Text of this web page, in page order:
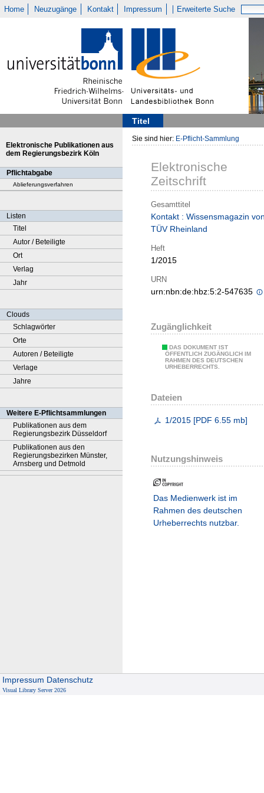
Home Neuzugänge Kontakt Impressum Erweiterte Suche
Titel
Elektronische Publikationen aus
dem Regierungsbezirk Köln
Pflichtabgabe
Ablieferungsverfahren
Listen
Titel
Autor / Beteiligte
Ort
Verlag
Jahr
Clouds
Schlagwörter
Orte
Autoren / Beteiligte
Verlage
Jahre
Weitere E-Pflichtsammlungen
Publikationen aus dem
Regierungsbezirk Düsseldorf
Publikationen aus den
Regierungsbezirken Münster,
Arnsberg und Detmold
Sie sind hier: E-Pflicht-Sammlung
Elektronische
Zeitschrift
Gesamttitel
Kontakt : Wissensmagazin
TÜV Rheinland
Heft
1/2015
URN
urn:nbn:de:hbz:5:2-547635
Zugänglichkeit
DAS DOKUMENT IST
ÖFFENTLICH ZUGÄNGLICH IM
RAHMEN DES DEUTSCHEN
URHEBERRECHTS.
Dateien
1/2015 [PDF 6.55 mb]
Nutzungshinweis
Das Medienwerk ist im
Rahmen des deutschen
Urheberrechts nutzbar.
Impressum Datenschutz
Visual Library Server 2026